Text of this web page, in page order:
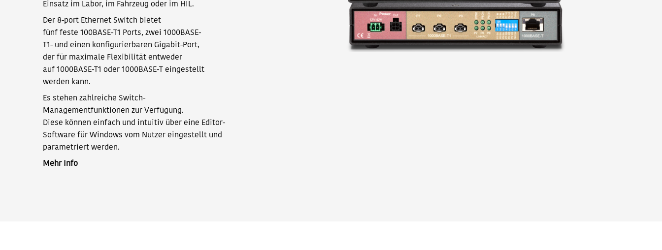
Einsatz im Labor, im Fahrzeug oder im HIL.
Der 8-port Ethernet Switch bietet
fünf feste 100BASE-T1 Ports, zwei 1000BASE-
T1- und einen konfigurierbaren Gigabit-Port,
der für maximale Flexibilität entweder
auf 1000BASE-T1 oder 1000BASE-T eingestellt
werden kann.
Es stehen zahlreiche Switch-
Managementfunktionen zur Verfügung.
Diese können einfach und intuitiv über eine Editor-
Software für Windows vom Nutzer eingestellt und
parametriert werden.
Mehr Info